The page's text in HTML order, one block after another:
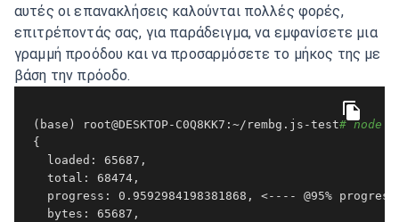
αυτές οι επανακλήσεις καλούνται πολλές φορές,
επιτρέποντάς σας, για παράδειγμα, να εμφανίσετε μια
γραμμή προόδου και να προσαρμόσετε το μήκος της με
βάση την πρόοδο.
(base) root@DESKTOP-C0Q8KK7:~/rembg.js-test# node
{
   loaded: 65687,
   total: 68474,
progress: 0.9592984198381868, <---- @95%
   bytes: 65687,